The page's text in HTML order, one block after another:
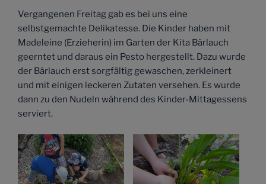
Vergangenen Freitag gab es bei uns eine
selbstgemachte Delikatesse. Die Kinder haben mit
Madeleine (Erzieherin) im Garten der Kita Bärlauch
geerntet und daraus ein Pesto hergestellt. Dazu wurde
der Bärlauch erst sorgfältig gewaschen, zerkleinert
und mit einigen leckeren Zutaten versehen. Es wurde
dann zu den Nudeln während des Kinder-Mittagessens
serviert.